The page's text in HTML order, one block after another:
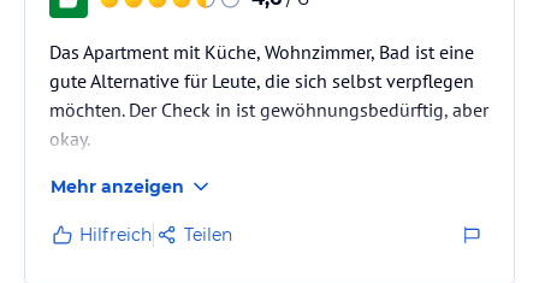
Das Apartment mit Küche, Wohnzimmer, Bad ist eine
gute Alternative für Leute, die sich selbst verpflegen
möchten. Der Check in ist gewöhnungsbedürftig, aber
okay.
Mehr anzeigen
Hilfreich Teilen